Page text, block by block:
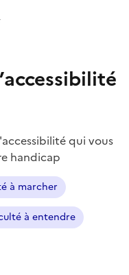
qui vous
handicap
à marcher
à entendre